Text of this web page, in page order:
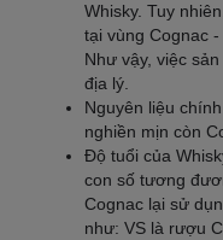
Whisky. Tuy
tại vùng Cognac
Như vậy, việc
địa lý.
Nguyên liệu
nghiền mịn còn
Độ tuổi của
con số tương
Cognac lại sử
như: VS là rượu